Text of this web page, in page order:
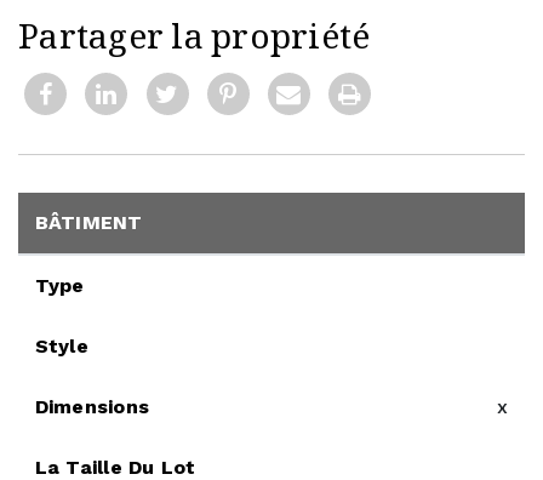
Partager la propriété
BÂTIMENT
Type
Style
Dimensions x
La Taille Du Lot